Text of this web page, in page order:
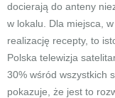
docierają do anteny
w lokalu. Dla miejsca,
realizację recepty, to
Polska telewizja
30% wśród wszystkich
pokazuje, że jest to